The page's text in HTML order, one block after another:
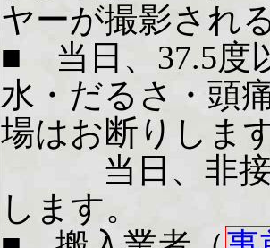
ヤーが撮影され
■ 当日、37.5度
水・だるさ・頭
場はお断りしま
当日、非接触
します。